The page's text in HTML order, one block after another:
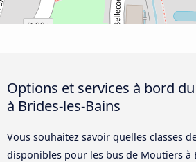
Options et services à bord
à Brides-les-Bains
Vous souhaitez savoir quelles classes
disponibles pour les bus de Moutiers à